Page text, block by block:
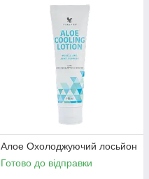
Алое Охолоджуючий лосьйон
Готово до відправки